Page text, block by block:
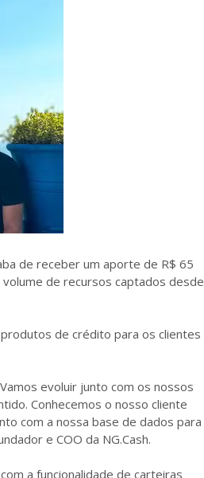
de receber um aporte de R$ 65
de recursos captados desde
de crédito para os clientes
evoluir junto com os nossos
Conhecemos o nosso cliente
com a nossa base de dados para
e COO da NG.Cash.
a funcionalidade de carteiras